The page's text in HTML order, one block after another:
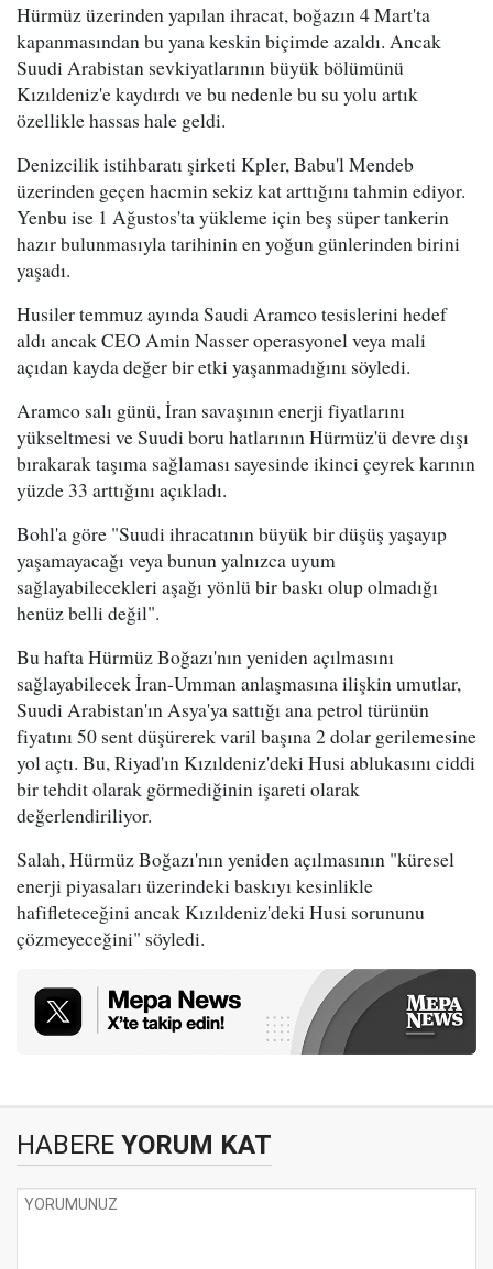
Hürmüz üzerinden yapılan ihracat, boğazın 4 Mart'ta
kapanmasından bu yana keskin biçimde azaldı. Ancak
Suudi Arabistan sevkiyatlarının büyük bölümünü
Kızıldeniz'e kaydırdı ve bu nedenle bu su yolu artık
özellikle hassas hale geldi.
Denizcilik istihbaratı şirketi Kpler, Babu'l Mendeb
üzerinden geçen hacmin sekiz kat arttığını tahmin ediyor.
Yenbu ise 1 Ağustos'ta yükleme için beş süper tankerin
hazır bulunmasıyla tarihinin en yoğun günlerinden birini
yaşadı.
Husiler temmuz ayında Saudi Aramco tesislerini hedef
aldı ancak CEO Amin Nasser operasyonel veya mali
açıdan kayda değer bir etki yaşanmadığını söyledi.
Aramco salı günü, İran savaşının enerji fiyatlarını
yükseltmesi ve Suudi boru hatlarının Hürmüz'ü devre dışı
bırakarak taşıma sağlaması sayesinde ikinci çeyrek karının
yüzde 33 arttığını açıkladı.
Bohl'a göre "Suudi ihracatının büyük bir düşüş yaşayıp
yaşamayacağı veya bunun yalnızca uyum
sağlayabilecekleri aşağı yönlü bir baskı olup olmadığı
henüz belli değil".
Bu hafta Hürmüz Boğazı'nın yeniden açılmasını
sağlayabilecek İran-Umman anlaşmasına ilişkin umutlar,
Suudi Arabistan'ın Asya'ya sattığı ana petrol türünün
fiyatını 50 sent düşürerek varil başına 2 dolar gerilemesine
yol açtı. Bu, Riyad'ın Kızıldeniz'deki Husi ablukasını ciddi
bir tehdit olarak görmediğinin işareti olarak
değerlendiriliyor.
Salah, Hürmüz Boğazı'nın yeniden açılmasının "küresel
enerji piyasaları üzerindeki baskıyı kesinlikle
hafifleteceğini ancak Kızıldeniz'deki Husi sorununu
çözmeyeceğini" söyledi.
HABERE YORUM KAT